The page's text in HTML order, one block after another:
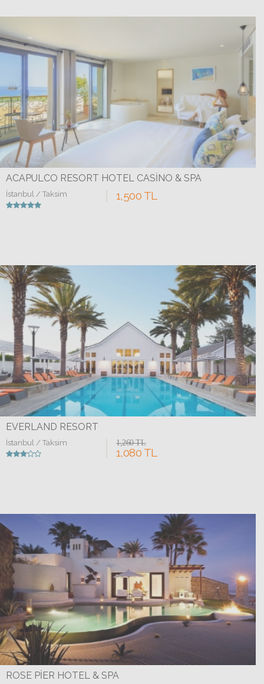
ACAPULCO RESORT HOTEL CASINO & SPA
İstanbul / Taksim 1,500 TL
EVERLAND RESORT
İstanbul / Taksim 1,260 TL
1,080 TL
ROSE PIER HOTEL & SPA